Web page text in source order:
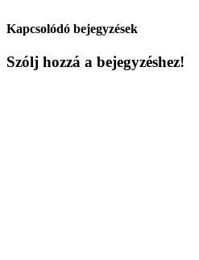
Kapcsolódó bejegyzések
Szólj hozzá a bejegyzéshez!